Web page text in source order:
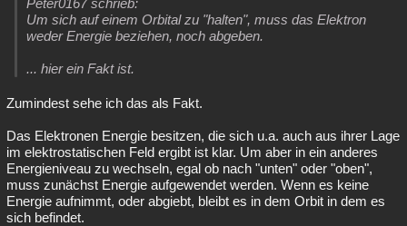
Um sich auf einem Orbital zu "halten", muss das Elektron
weder Energie beziehen, noch abgeben.
... hier ein Fakt ist.
Zumindest sehe ich das als Fakt.
Das Elektronen Energie besitzen, die sich u.a. auch aus ihrer Lage
im elektrostatischen Feld ergibt ist klar. Um aber in ein anderes
Energieniveau zu wechseln, egal ob nach "unten" oder "oben",
muss zunächst Energie aufgewendet werden. Wenn es keine
Energie aufnimmt, oder abgiebt, bleibt es in dem Orbit in dem es
sich befindet.